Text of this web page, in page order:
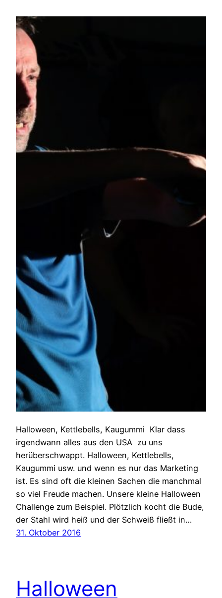
Halloween, Kettlebells, Kaugummi Klar dass
irgendwann alles aus den USA zu uns
herüberschwappt. Halloween, Kettlebells,
Kaugummi usw. und wenn es nur das Marketing
ist. Es sind oft die kleinen Sachen die manchmal
so viel Freude machen. Unsere kleine Halloween
Challenge zum Beispiel. Plötzlich kocht die Bude,
der Stahl wird heiß und der Schweiß fließt in…
31. Oktober 2016
Halloween